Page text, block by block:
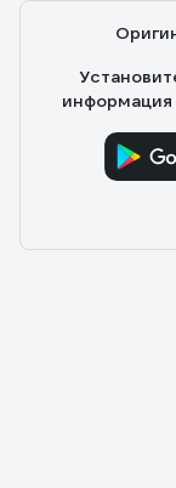
информация